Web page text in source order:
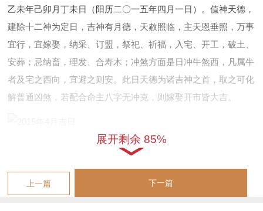
乙未年己卯月丁未日（阳历二〇一五年四月一日）。值神天德，
建除十二神为定日，吉神有月德，天赦照临，主天恩垂照，万事
宜行，宜嫁娶，纳采、订盟，祭祀、祈福，入宅、开工，破土、
安葬；忌纳畜，理发、合寿木；冲煞方面是日冲牛煞西，凡属牛
者及宅之西向，宜避之则安。此日天德为诸吉神之首，取之可化
解普通凶煞，若配合命主八字无冲克，则嫁娶开市皆大吉。
乙未年己卯月庚戌日（阳历二〇一五年四月四日）。宜嫁娶，冠
开光、造桥，除服、成服。冲煞冲龙煞北，属龙者及居所北向之
事须慎避，此日虽无天德，然火土相生，于动土兴造之事亦有裨
展开剩余 85%
上一篇 下一篇